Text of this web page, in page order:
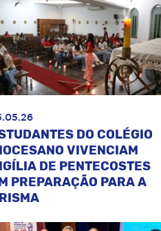
DO COLÉGIO
VIVENCIAM
DE PENTECOSTES
PREPARAÇÃO PARA A